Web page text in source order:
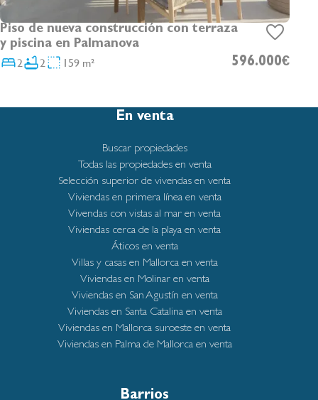
Piso de nueva construcción con terraza
y piscina en Palmanova
2 2 159 m² 596.000€
En venta
Buscar propiedades
Todas las propiedades en venta
Selección superior de vivendas en venta
Viviendas en primera línea en venta
Vivendas con vistas al mar en venta
Viviendas cerca de la playa en venta
Áticos en venta
Villas y casas en Mallorca en venta
Viviendas en Molinar en venta
Viviendas en San Agustín en venta
Viviendas en Santa Catalina en venta
Viviendas en Mallorca suroeste en venta
Viviendas en Palma de Mallorca en venta
Barrios